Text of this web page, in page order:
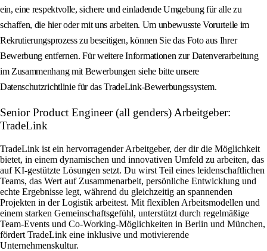
ein, eine respektvolle, sichere und einladende Umgebung für alle zu
schaffen, die hier oder mit uns arbeiten. Um unbewusste Vorurteile im
Rekrutierungsprozess zu beseitigen, können Sie das Foto aus Ihrer
Bewerbung entfernen. Für weitere Informationen zur Datenverarbeitung
im Zusammenhang mit Bewerbungen siehe bitte unsere
Datenschutzrichtlinie für das TradeLink-Bewerbungssystem.
Senior Product Engineer (all genders) Arbeitgeber:
TradeLink
TradeLink ist ein hervorragender Arbeitgeber, der dir die Möglichkeit
bietet, in einem dynamischen und innovativen Umfeld zu arbeiten, das
auf KI-gestützte Lösungen setzt. Du wirst Teil eines leidenschaftlichen
Teams, das Wert auf Zusammenarbeit, persönliche Entwicklung und
echte Ergebnisse legt, während du gleichzeitig an spannenden
Projekten in der Logistik arbeitest. Mit flexiblen Arbeitsmodellen und
einem starken Gemeinschaftsgefühl, unterstützt durch regelmäßige
Team-Events und Co-Working-Möglichkeiten in Berlin und München,
fördert TradeLink eine inklusive und motivierende
Unternehmenskultur.